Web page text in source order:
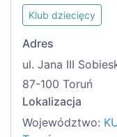
Klub dziecięcy
Adres
ul. Jana III
87-100 Toruń
Lokalizacja
Województwo: